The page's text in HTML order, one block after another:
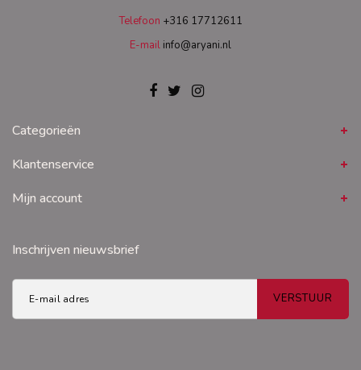
Telefoon +316 17712611
E-mail info@aryani.nl
Categorieën
Klantenservice
Mijn account
Inschrijven nieuwsbrief
VERSTUUR